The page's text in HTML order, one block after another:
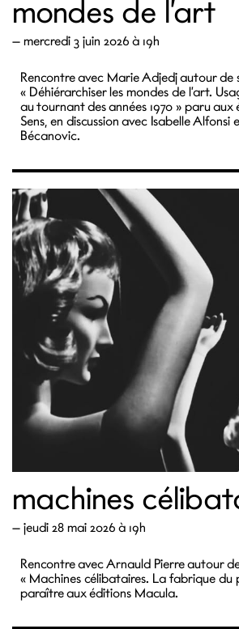
mondes de l’art
— mercredi 3 juin 2026 à 19h
Rencontre avec Marie Adjedj autour de
« Déhiérarchiser les mondes de l’art.
au tournant des années 1970 » paru aux
Sens, en discussion avec Isabelle Alfonsi
Bécanovic.
machines
— jeudi 28 mai 2026 à 19h
Rencontre avec Arnauld Pierre autour
« Machines célibataires. La fabrique du
paraître aux éditions Macula.